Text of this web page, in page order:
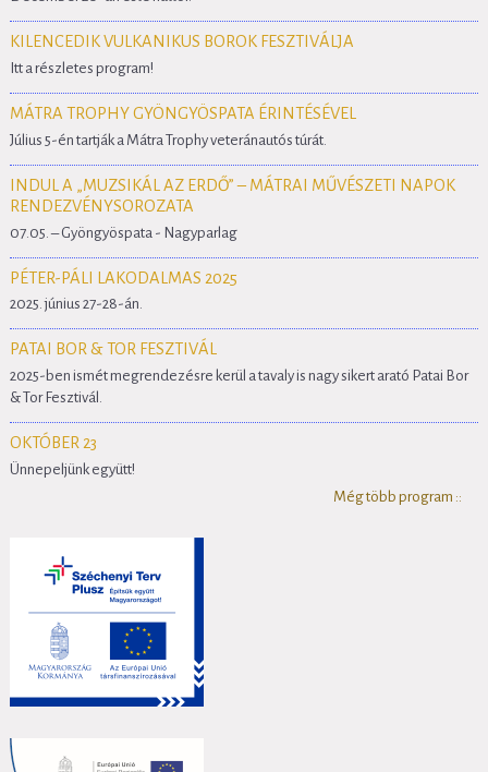
KILENCEDIK VULKANIKUS BOROK FESZTIVÁLJA
Itt a részletes program!
MÁTRA TROPHY GYÖNGYÖSPATA ÉRINTÉSÉVEL
Július 5-én tartják a Mátra Trophy veteránautós túrát.
INDUL A „MUZSIKÁL AZ ERDŐ” – MÁTRAI MŰVÉSZETI NAPOK
RENDEZVÉNYSOROZATA
07.05. – Gyöngyöspata - Nagyparlag
PÉTER-PÁLI LAKODALMAS 2025
2025. június 27-28-án.
PATAI BOR & TOR FESZTIVÁL
2025-ben ismét megrendezésre kerül a tavaly is nagy sikert arató Patai Bor
& Tor Fesztivál.
OKTÓBER 23
Ünnepeljünk együtt!
Még több program ::